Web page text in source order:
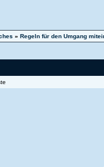
» Regeln für den Umgang